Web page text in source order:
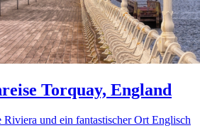
Torquay, England
und ein fantastischer Ort Englisch